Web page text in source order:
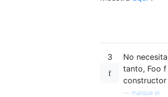
3
No
tanto, Foo
constructor
marque el